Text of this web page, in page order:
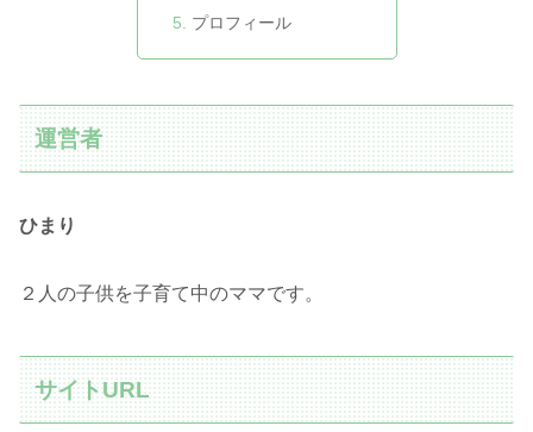
プロフィール
運営者
ひまり
２人の子供を子育て中のママです。
サイトURL